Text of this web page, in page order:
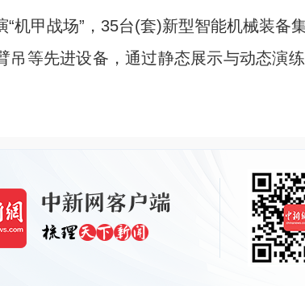
甲战场”，35台(套)新型智能机械装备集
吊等先进设备，通过静态展示与动态演